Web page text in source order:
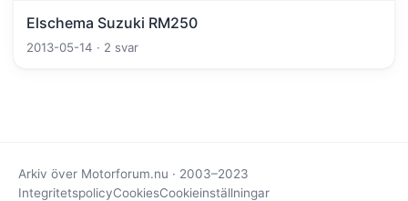
Elschema Suzuki RM250
2013-05-14 · 2 svar
Arkiv över Motorforum.nu · 2003–2023
IntegritetspolicyCookiesCookieinställningar